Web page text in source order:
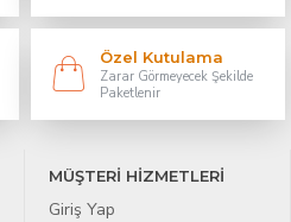
Özel Kutulama
Zarar Görmeyecek Şekilde
Paketlenir
MÜŞTERİ HİZMETLERİ
Giriş Yap